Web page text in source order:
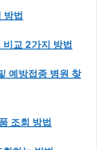
방법
교 2가지 방법
예방접종 병원 찾
조회 방법